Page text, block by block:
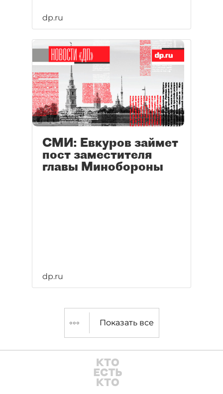
dp.ru
СМИ: Евкуров займет
пост заместителя
главы Минобороны
dp.ru
Показать все